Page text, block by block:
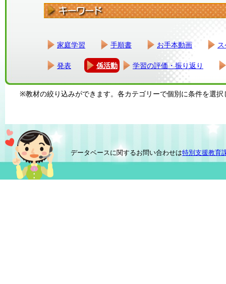
家庭学習 手順書 お手本動画
発表 係活動 学習の評価・振り返り
※教材の絞り込みができます。各カテゴリーで個別に条件を選択
データベースに関するお問い合わせは特別支援教育